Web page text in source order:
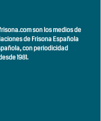
son los medios de
de Frisona Española
conperiodicidad
1981.